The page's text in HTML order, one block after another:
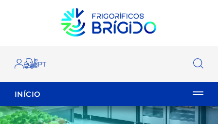
EMPILHADOR
FECHAR
INÍCIO